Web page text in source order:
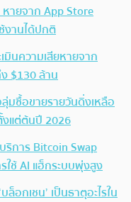
ายจาก App Store
งานได้ปกติ
มินความเสียหายจาก
$130 ล้าน
มซื้อขายรายวันดิ่งเหลือ
แต่ต้นปี 2026
ริการ Bitcoin Swap
ใช้ AI แฮ็กระบบพุ่งสูง
อกเชน’ เป็นธาตุอะไรใน